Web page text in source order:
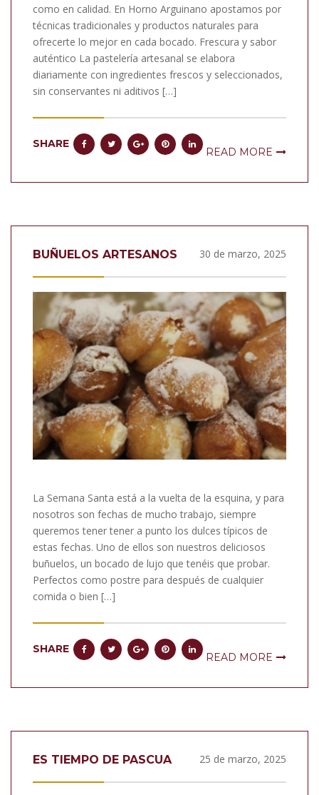
como en calidad. En Horno Arguinano apostamos por
técnicas tradicionales y productos naturales para
ofrecerte lo mejor en cada bocado. Frescura y sabor
auténtico La pastelería artesanal se elabora
diariamente con ingredientes frescos y seleccionados,
sin conservantes ni aditivos […]
SHARE
READ MORE
BUÑUELOS ARTESANOS 30 de marzo, 2025
La Semana Santa está a la vuelta de la esquina, y para
nosotros son fechas de mucho trabajo, siempre
queremos tener tener a punto los dulces típicos de
estas fechas. Uno de ellos son nuestros deliciosos
buñuelos, un bocado de lujo que tenéis que probar.
Perfectos como postre para después de cualquier
comida o bien […]
SHARE
READ MORE
ES TIEMPO DE PASCUA 25 de marzo, 2025